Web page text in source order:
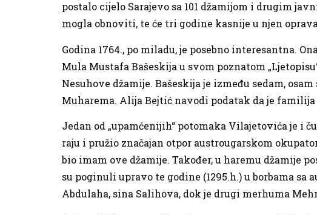
postalo cijelo Sarajevo sa 101 džamijom i drugim
mogla obnoviti, te će tri godine kasnije u njen
Godina 1764., po miladu, je posebno interesantna.
Mula Mustafa Bašeskija u svom poznatom
Nesuhove džamije. Bašeskija je između sedam,
Muharema. Alija Bejtić navodi podatak da je
Jedan od „upamćenijih“ potomaka Vilajetovića je i
raju i pružio značajan otpor austrougarskom
bio imam ove džamije. Također, u haremu džamije
su poginuli upravo te godine (1295.h.) u borbama
Abdulaha, sina Salihova, dok je drugi merhuma